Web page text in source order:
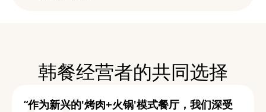
韩餐经营者的共同选择
“作为新兴的'烤肉+火锅'模式餐厅，我们深受